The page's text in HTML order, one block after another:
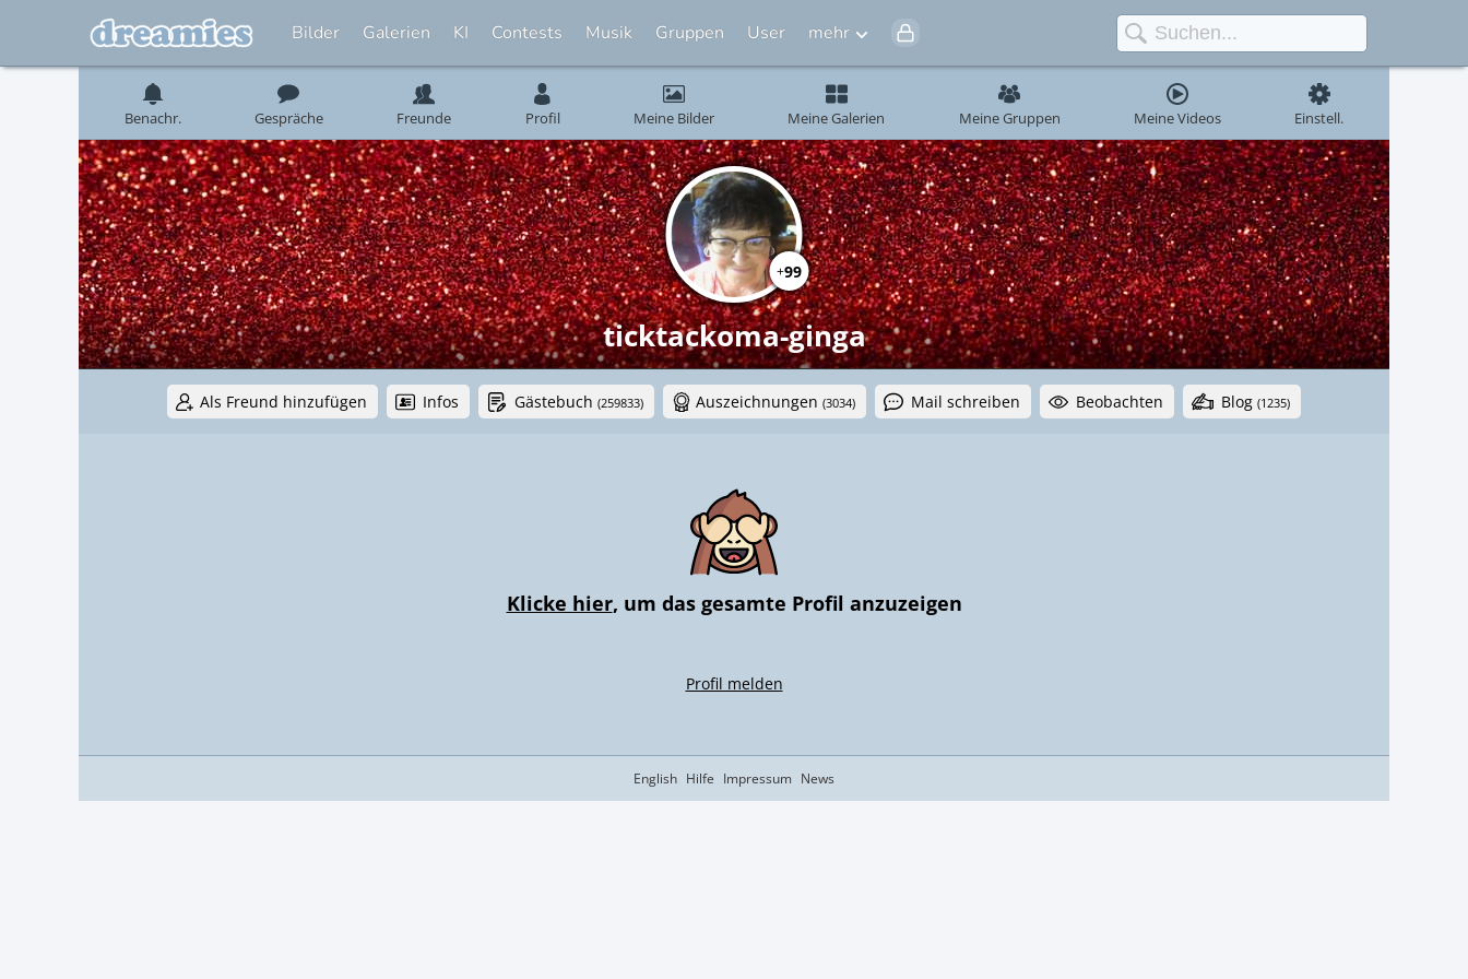
Bilder Galerien KI Contests Musik Gruppen User mehr
Benachr. Gespräche Freunde Profil Meine Bilder Meine Galerien Meine Gruppen Meine Videos Einstell.
+99
ticktackoma-ginga
Als Freund hinzufügen Infos Gästebuch (259833) Auszeichnungen (3034) Mail schreiben Beobachten Blog (1235)
Klicke hier, um das gesamte Profil anzuzeigen
Profil melden
English Hilfe Impressum News